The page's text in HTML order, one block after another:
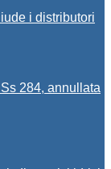
i distributori
284, annullata